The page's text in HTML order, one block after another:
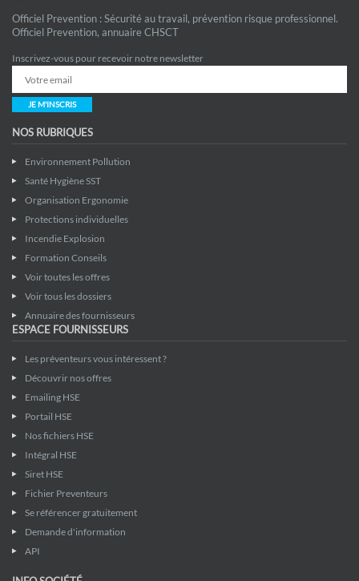
Officiel Prevention : Sécurité au travail, prévention risque professionnel.
Officiel Prevention, annuaire CHSCT
Inscrivez-vous pour recevoir notre newsletter
JE M'INSCRIS
NOS RUBRIQUES
Environnement Pollution
Santé Hygiène SST
Organisation Ergonomie
Protections individuelles
Incendie Explosion
Formation Conseils
Voir toutes les offres
Voir tous les dossiers
Annuaire des fournisseurs
ESPACE FOURNISSEURS
Les préventeurs vous intéressent ?
Découvrir nos offres
Emailing HSE
Portail HSE
Nos fichiers HSE
Intégral HSE
Siret HSE
Fichier Preventeurs
Se référencer gratuitement
Demande d'information
API